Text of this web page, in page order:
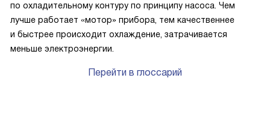
по охладительному контуру по принципу насоса. Чем
лучше работает «мотор» прибора, тем качественнее
и быстрее происходит охлаждение, затрачивается
меньше электроэнергии.
Перейти в глоссарий